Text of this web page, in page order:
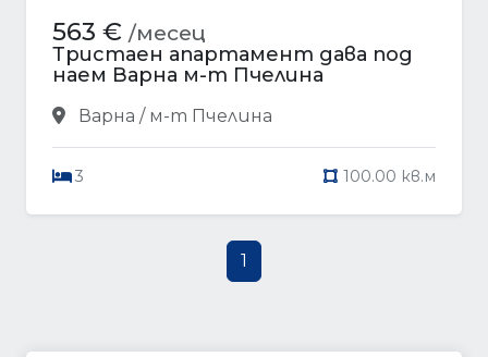
563 € /месец
Тристаен апартамент дава под
наем Варна м-т Пчелина
Варна / м-т Пчелина
3 100.00 кв.м
1